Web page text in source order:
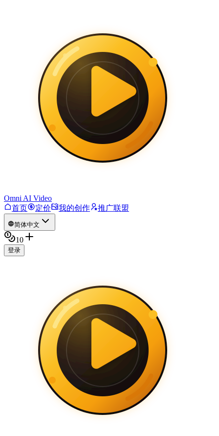
Omni AI Video
首页
定价 我的创作 推广联盟
简体中文
10
登录